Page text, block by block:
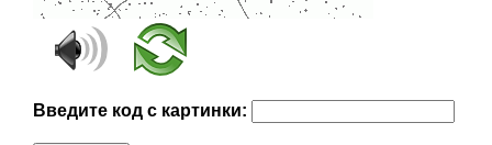
Введите код с картинки: